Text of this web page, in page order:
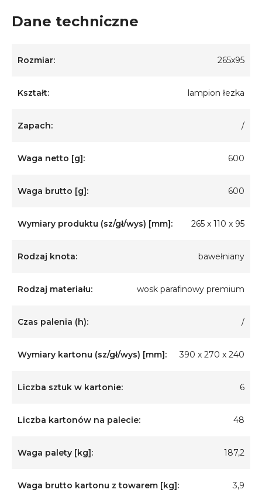
Dane techniczne
Rozmiar: 265x95
Kształt: lampion łezka
Zapach: /
Waga netto [g]: 600
Waga brutto [g]: 600
Wymiary produktu (sz/gł/wys) [mm]: 265 x 110 x 95
Rodzaj knota: bawełniany
Rodzaj materiału: wosk parafinowy premium
Czas palenia (h): /
Wymiary kartonu (sz/gł/wys) [mm]: 390 x 270 x 240
Liczba sztuk w kartonie: 6
Liczba kartonów na palecie: 48
Waga palety [kg]: 187,2
Waga brutto kartonu z towarem [kg]: 3,9